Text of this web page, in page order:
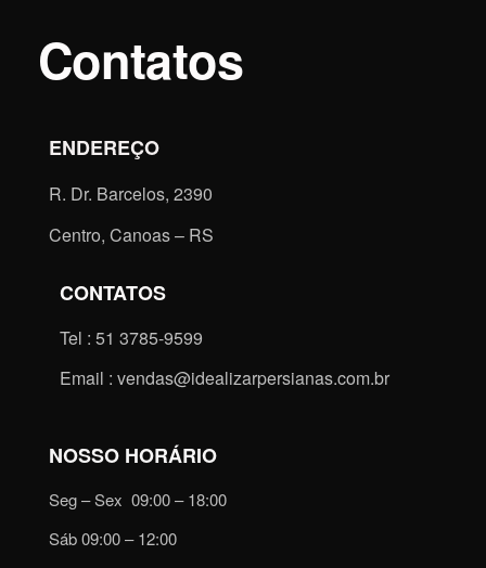
Contatos
ENDEREÇO
R. Dr. Barcelos, 2390
Centro, Canoas – RS
CONTATOS
Tel : 51 3785-9599
Email : vendas@idealizarpersianas.com.br
NOSSO HORÁRIO
Seg – Sex 09:00 – 18:00
Sáb 09:00 – 12:00